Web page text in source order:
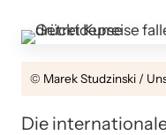
© Marek Studzinski /
Die